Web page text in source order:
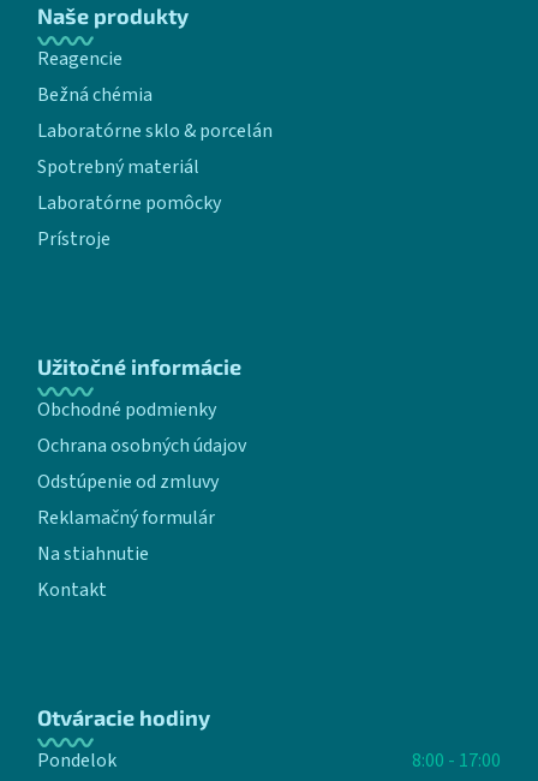
Naše produkty
Reagencie
Bežná chémia
Laboratórne sklo & porcelán
Spotrebný materiál
Laboratórne pomôcky
Prístroje
Užitočné informácie
Obchodné podmienky
Ochrana osobných údajov
Odstúpenie od zmluvy
Reklamačný formulár
Na stiahnutie
Kontakt
Otváracie hodiny
Pondelok
8:00 - 17:00